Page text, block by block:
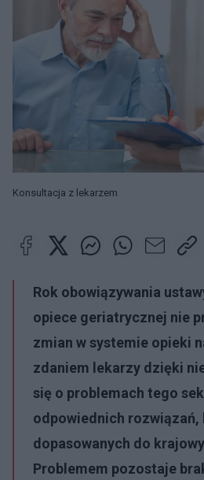
Konsultacja z lekarzem
Rok obowiązywania
opiece geriatrycznej nie
zmian w systemie opieki
zdaniem lekarzy dzięki
się o problemach tego
odpowiednich rozwiązań,
dopasowanych do
Problemem pozostaje